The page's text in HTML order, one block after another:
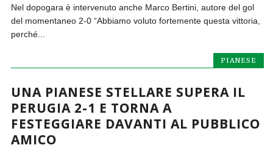
Nel dopogara è intervenuto anche Marco Bertini, autore del gol
del momentaneo 2-0 “Abbiamo voluto fortemente questa vittoria,
perché...
PIANESE
UNA PIANESE STELLARE SUPERA IL
PERUGIA 2-1 E TORNA A
FESTEGGIARE DAVANTI AL PUBBLICO
AMICO